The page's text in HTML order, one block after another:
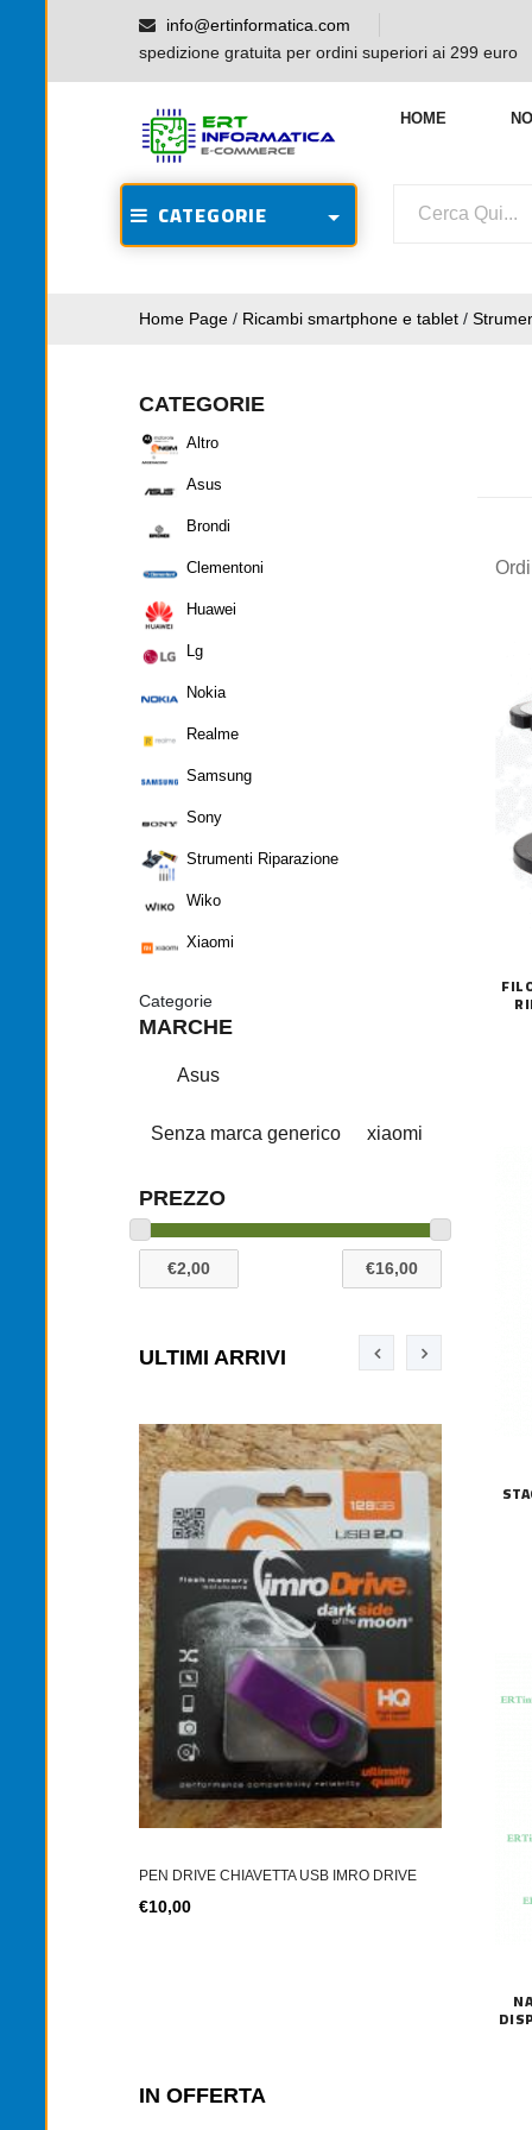
info@ertinformatica.com
spedizione gratuita per ordini superiori ai 299 euro
HOME
CATEGORIE
Home Page / Ricambi smartphone e tablet /
CATEGORIE
Altro
Asus
Brondi
Clementoni
Huawei
Lg
Nokia
Realme
Samsung
Sony
Strumenti Riparazione
Wiko
Xiaomi
Categorie
MARCHE
Asus
Senza marca generico xiaomi
PREZZO
ULTIMI ARRIVI
PEN DRIVE CHIAVETTA USB IMRO DRIVE
€10,00
IN OFFERTA